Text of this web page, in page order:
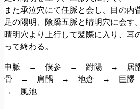
また承泣穴にて任脈と会し、目の内
足の陽明、陰蹻五脈と睛明穴に会す。
睛明穴より上行して髪際に入り、耳
って終わる。
申脈 → 僕参 → 跗陽 → 居
骨 → 肩髃 → 地倉 → 巨
→ 風池